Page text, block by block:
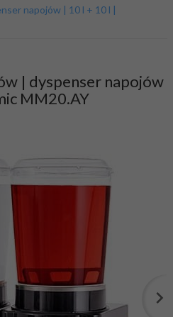
napojów | 10 l + 10 l |
| dyspenser napojów
MM20.AY